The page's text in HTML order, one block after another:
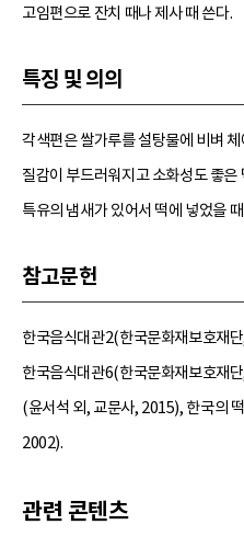
고임편으로 잔치 때나 제사 때 쓴다.
특징 및 의의
각색편은 쌀가루를 설탕물에 비벼
질감이 부드러워지고 소화성도 좋
특유의 냄새가 있어서 떡에 넣었을
참고문헌
한국음식대관2(한국문화재보호재
한국음식대관6(한국문화재보호재
(윤서석 외, 교문사, 2015), 한국의
2002).
관련 콘텐츠